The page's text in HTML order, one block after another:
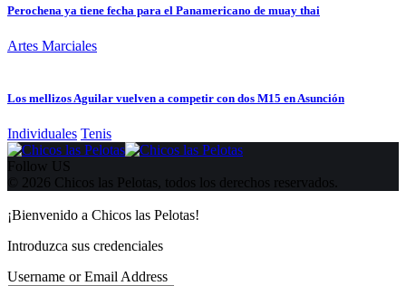
Perochena ya tiene fecha para el Panamericano de muay thai
Artes Marciales
Los mellizos Aguilar vuelven a competir con dos M15 en Asunción
Individuales Tenis
Follow US
© 2026 Chicos las Pelotas, todos los derechos reservados.
¡Bienvenido a Chicos las Pelotas!
Introduzca sus credenciales
Username or Email Address